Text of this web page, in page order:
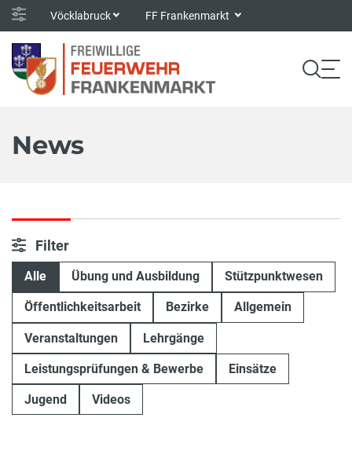
Vöcklabruck FF Frankenmarkt
News
Filter
Alle Übung und Ausbildung Stützpunktwesen
Öffentlichkeitsarbeit Bezirke Allgemein
Veranstaltungen Lehrgänge
Leistungsprüfungen & Bewerbe Einsätze
Jugend Videos